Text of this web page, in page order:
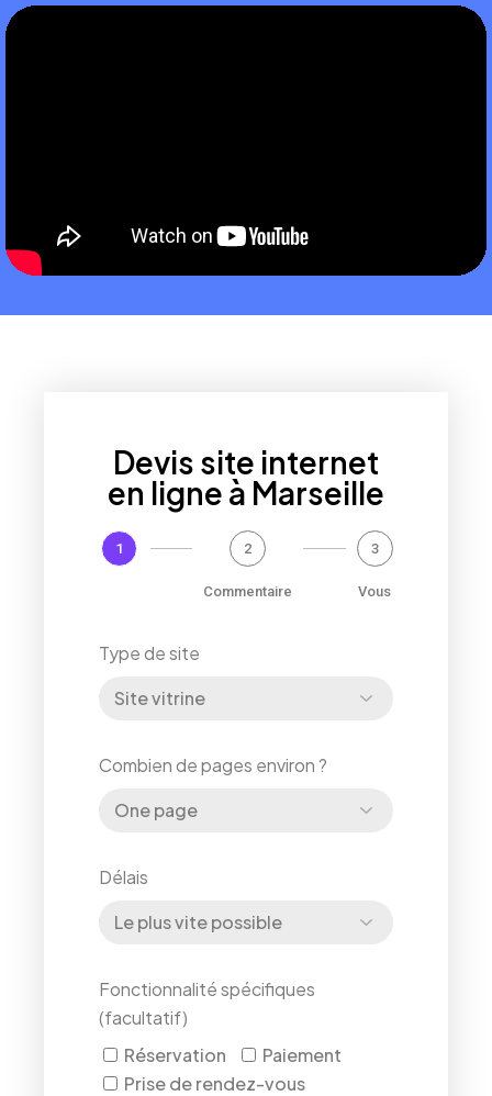
Devis site internet
en ligne à Marseille
1 2
Commentaire
3
Vous
Type de site
Combien de pages environ ?
Délais
Fonctionnalité spécifiques
(facultatif)
Réservation
Paiement
Prise de rendez-vous